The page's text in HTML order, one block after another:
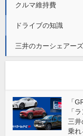
クルマ維持費
ドライブの知識
三井のカーシェアー
「
「
三
乗れ